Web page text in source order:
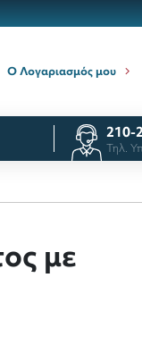
Ο Λογαριασμός μου
210-
Τηλ.
με